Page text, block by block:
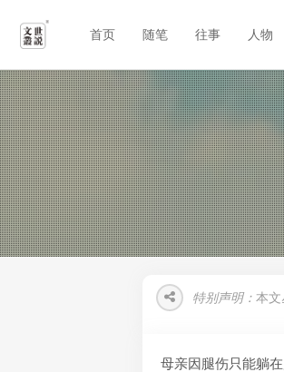
首页 随笔 往事 人物
特别声明： 本文
母亲因腿伤只能躺